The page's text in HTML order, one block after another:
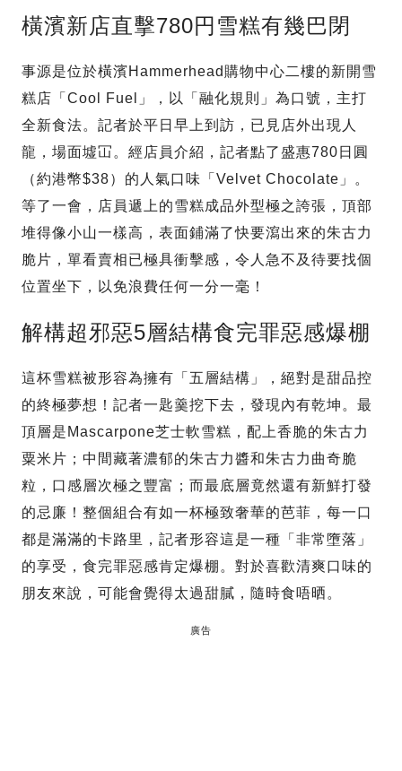
橫濱新店直擊780円雪糕有幾巴閉
事源是位於橫濱Hammerhead購物中心二樓的新開雪
糕店「Cool Fuel」，以「融化規則」為口號，主打
全新食法。記者於平日早上到訪，已見店外出現人
龍，場面墟冚。經店員介紹，記者點了盛惠780日圓
（約港幣$38）的人氣口味「Velvet Chocolate」。
等了一會，店員遞上的雪糕成品外型極之誇張，頂部
堆得像小山一樣高，表面鋪滿了快要瀉出來的朱古力
脆片，單看賣相已極具衝擊感，令人急不及待要找個
位置坐下，以免浪費任何一分一毫！
解構超邪惡5層結構食完罪惡感爆棚
這杯雪糕被形容為擁有「五層結構」，絕對是甜品控
的終極夢想！記者一匙羹挖下去，發現內有乾坤。最
頂層是Mascarpone芝士軟雪糕，配上香脆的朱古力
粟米片；中間藏著濃郁的朱古力醬和朱古力曲奇脆
粒，口感層次極之豐富；而最底層竟然還有新鮮打發
的忌廉！整個組合有如一杯極致奢華的芭菲，每一口
都是滿滿的卡路里，記者形容這是一種「非常墮落」
的享受，食完罪惡感肯定爆棚。對於喜歡清爽口味的
朋友來說，可能會覺得太過甜膩，隨時食唔晒。
廣告